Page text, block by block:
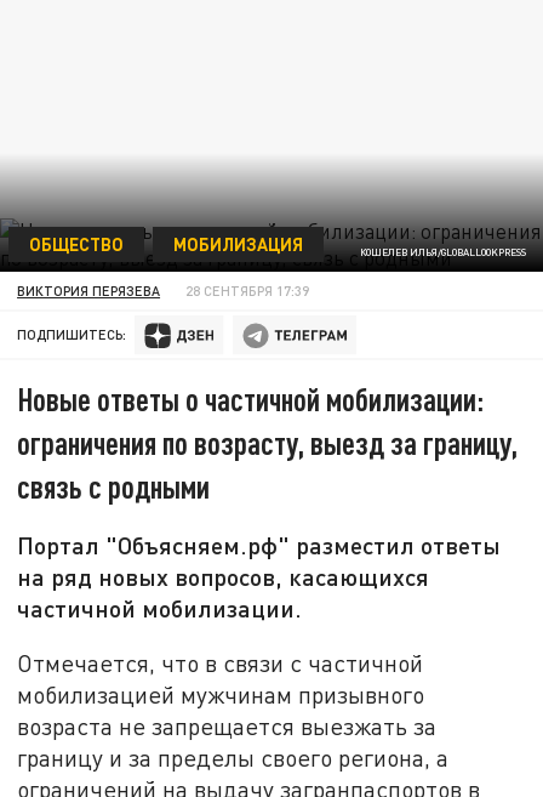
КОШЕЛЕВ ИЛЬЯ/GLOBALLOOKPRESS
ОБЩЕСТВО МОБИЛИЗАЦИЯ
ВИКТОРИЯ ПЕРЯЗЕВА 28 СЕНТЯБРЯ 17:39
ПОДПИШИТЕСЬ:
Новые ответы о частичной мобилизации:
ограничения по возрасту, выезд за границу,
связь с родными
Портал "Объясняем.рф" разместил ответы
на ряд новых вопросов, касающихся
частичной мобилизации.
Отмечается, что в связи с частичной
мобилизацией мужчинам призывного
возраста не запрещается выезжать за
границу и за пределы своего региона, а
ограничений на выдачу загранпаспортов в